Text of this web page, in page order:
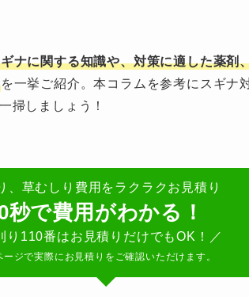
ナに関する知識や、対策に適した薬剤
を一挙ご紹介。本コラムを参考にスギナ
掃しましょう！
、草むしり費用をラクラクお見積り
秒で費用がわかる！
り110番はお見積りだけでもOK！／
ージで実際にお見積りをご確認いただけます。